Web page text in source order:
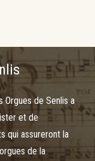
Orgues de Senlis a
et de
qui assureront la
de la